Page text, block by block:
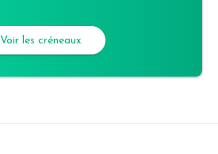
Voir les créneaux